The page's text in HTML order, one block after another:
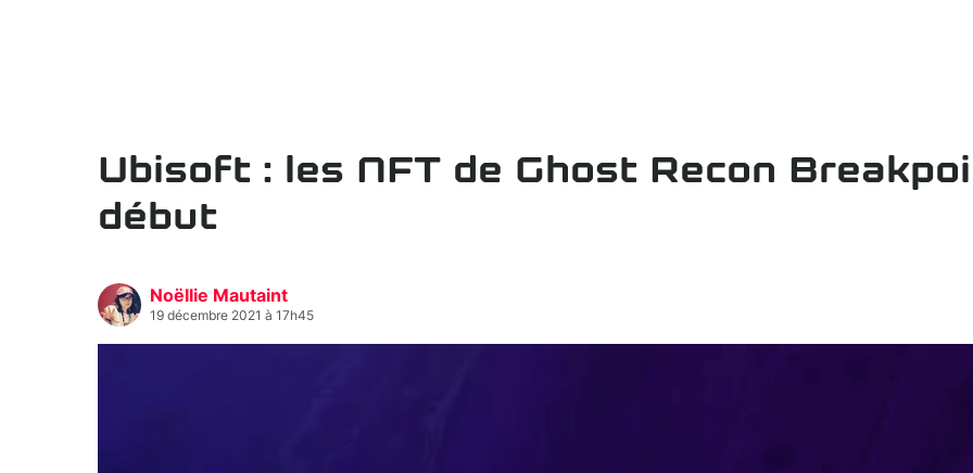
Ubisoft : les NFT de Ghost Recon
début
Noëllie Mautaint
19 décembre 2021 à 17h45